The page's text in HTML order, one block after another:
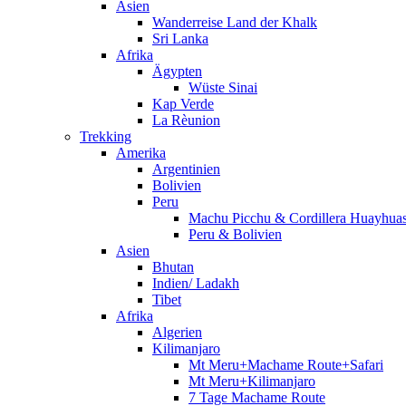
Asien
Wanderreise Land der Khalk
Sri Lanka
Afrika
Ägypten
Wüste Sinai
Kap Verde
La Rèunion
Trekking
Amerika
Argentinien
Bolivien
Peru
Machu Picchu & Cordillera
Peru & Bolivien
Asien
Bhutan
Indien/ Ladakh
Tibet
Afrika
Algerien
Kilimanjaro
Mt Meru+Machame Route+Safari
Mt Meru+Kilimanjaro
7 Tage Machame Route